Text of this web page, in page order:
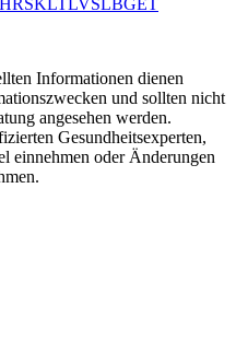
HRSKLTLVSLBGET
Informationen dienen
und sollten nicht
angesehen werden.
Gesundheitsexperten,
einnehmen oder Änderungen